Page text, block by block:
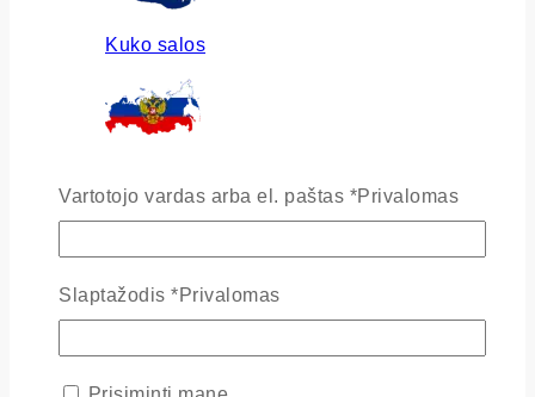
Kuko salos
Vartotojo vardas arba el. paštas *Privalomas
Slaptažodis *Privalomas